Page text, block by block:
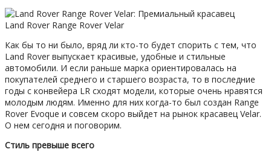
Land Rover Range Rover Velar
Как бы то ни было, вряд ли кто-то будет спорить с тем, что
Land Rover выпускает красивые, удобные и стильные
автомобили. И если раньше марка ориентировалась на
покупателей среднего и старшего возраста, то в последние
годы с конвейера LR сходят модели, которые очень нравятся
молодым людям. Именно для них когда-то был создан Range
Rover Evoque и совсем скоро выйдет на рынок красавец Velar.
О нем сегодня и поговорим.
Стиль превыше всего